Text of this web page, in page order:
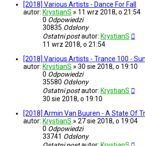
[2018] Various Artists - Dance For Fall
autor: KrystianS » 11 wrz 2018, o 21:54
0 Odpowiedzi
30835 Odsłony
Ostatni postautor: KrystianS
11 wrz 2018, o 21:54
[2018] Various Artists - Trance 100 -
autor: KrystianS » 30 sie 2018, o 19:10
0 Odpowiedzi
35580 Odsłony
Ostatni postautor: KrystianS
30 sie 2018, o 19:10
[2018] Armin Van Buuren - A State Of
autor: KrystianS » 27 sie 2018, o 19:04
0 Odpowiedzi
33741 Odsłony